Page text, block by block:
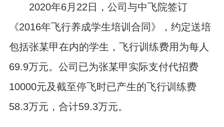
2020年6月22日，公司与中飞院签订
《2016年飞行养成学生培训合同》，约定送培
包括张某甲在内的学生，飞行训练费用为每人
69.9万元。公司已为张某甲实际支付代招费
10000元及截至停飞时已产生的飞行训练费
58.3万元，合计59.3万元。